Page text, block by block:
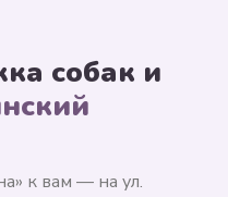
собак и
к вам — на ул.